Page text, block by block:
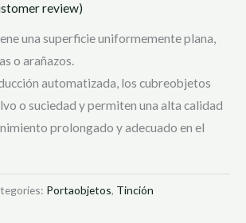
review)
una superficie uniformemente plana,
o arañazos.
automatizada, los cubreobjetos
o suciedad y permiten una alta calidad
prolongado y adecuado en el
Portaobjetos, Tinción